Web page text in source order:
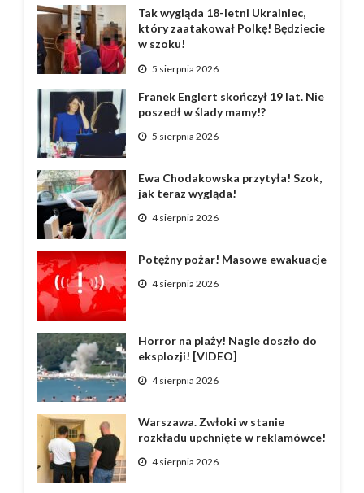
Tak wygląda 18-letni Ukrainiec,
który zaatakował Polkę! Będziecie
w szoku!
5 sierpnia 2026
Franek Englert skończył 19 lat. Nie
poszedł w ślady mamy!?
5 sierpnia 2026
Ewa Chodakowska przytyła! Szok,
jak teraz wygląda!
4 sierpnia 2026
Potężny pożar! Masowe ewakuacje
4 sierpnia 2026
Horror na plaży! Nagle doszło do
eksplozji! [VIDEO]
4 sierpnia 2026
Warszawa. Zwłoki w stanie
rozkładu upchnięte w reklamówce!
4 sierpnia 2026